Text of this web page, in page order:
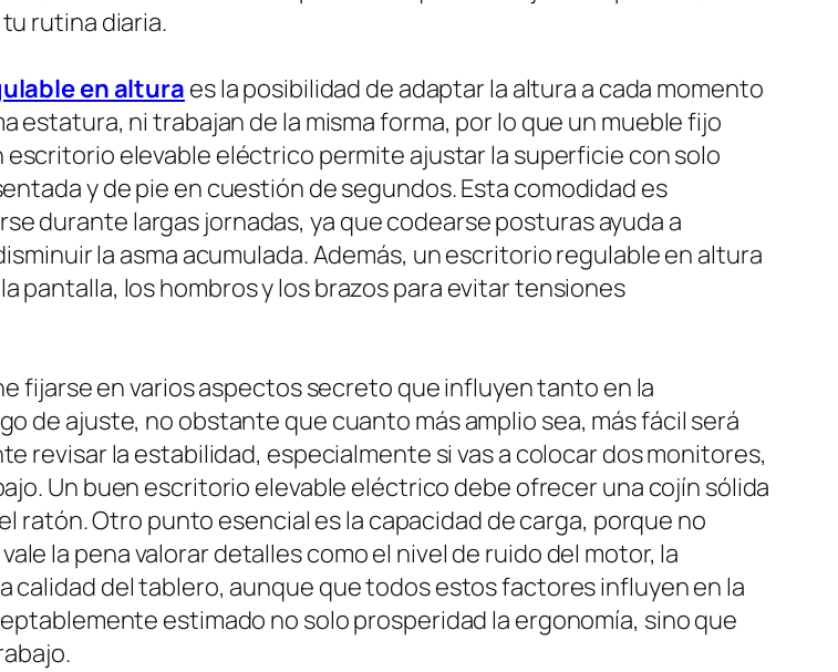
rutina diaria.
en altura es la posibilidad de adaptar la altura a cada momento
estatura, ni trabajan de la misma forma, por lo que un mueble fijo
elevable eléctrico permite ajustar la superficie con solo
y de pie en cuestión de segundos. Esta comodidad es
durante largas jornadas, ya que codearse posturas ayuda a
la asma acumulada. Además, un escritorio regulable en altura
pantalla, los hombros y los brazos para evitar tensiones
fijarse en varios aspectos secreto que influyen tanto en la
de ajuste, no obstante que cuanto más amplio sea, más fácil será
revisar la estabilidad, especialmente si vas a colocar dos monitores,
Un buen escritorio elevable eléctrico debe ofrecer una cojín sólida
ratón. Otro punto esencial es la capacidad de carga, porque no
la pena valorar detalles como el nivel de ruido del motor, la
calidad del tablero, aunque que todos estos factores influyen en la
estimado no solo prosperidad la ergonomía, sino que